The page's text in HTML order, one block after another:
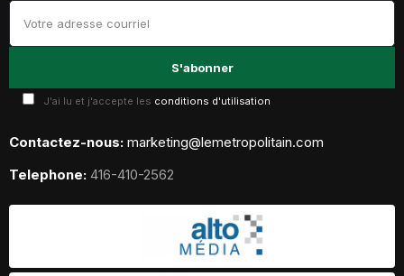
J'ai lu et j'accepte les conditions d'utilisation
Contactez-nous: marketing@lemetropolitain.com
Telephone: 416-410-2562